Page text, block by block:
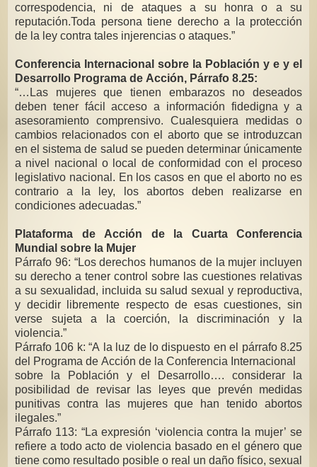
correspodencia, ni de ataques a su honra o a su
reputación.Toda persona tiene derecho a la protección
de la ley contra tales injerencias o ataques.”
Conferencia Internacional sobre la Población y e y el
Desarrollo Programa de Acción, Párrafo 8.25:
“…Las mujeres que tienen embarazos no deseados
deben tener fácil acceso a información fidedigna y a
asesoramiento comprensivo. Cualesquiera medidas o
cambios relacionados con el aborto que se introduzcan
en el sistema de salud se pueden determinar únicamente
a nivel nacional o local de conformidad con el proceso
legislativo nacional. En los casos en que el aborto no es
contrario a la ley, los abortos deben realizarse en
condiciones adecuadas.”
Plataforma de Acción de la Cuarta Conferencia
Mundial sobre la Mujer
Párrafo 96: “Los derechos humanos de la mujer incluyen
su derecho a tener control sobre las cuestiones relativas
a su sexualidad, incluida su salud sexual y reproductiva,
y decidir libremente respecto de esas cuestiones, sin
verse sujeta a la coerción, la discriminación y la
violencia.”
Párrafo 106 k: “A la luz de lo dispuesto en el párrafo 8.25
del Programa de Acción de la Conferencia Internacional
sobre la Población y el Desarrollo…. considerar la
posibilidad de revisar las leyes que prevén medidas
punitivas contra las mujeres que han tenido abortos
ilegales.”
Párrafo 113: “La expresión ‘violencia contra la mujer’ se
refiere a todo acto de violencia basado en el género que
tiene como resultado posible o real un daño físico, sexual